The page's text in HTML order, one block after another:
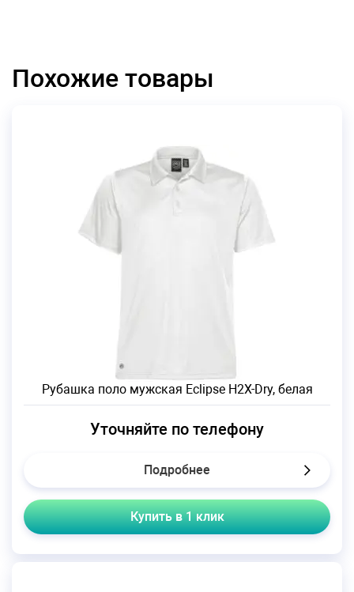
Похожие товары
Рубашка поло мужская Eclipse H2X-Dry, белая
Уточняйте по телефону
Подробнее
Купить в 1 клик